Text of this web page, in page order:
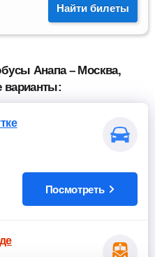
Найти билеты
Анапа – Москва,
варианты:
Посмотреть